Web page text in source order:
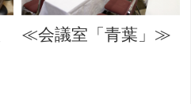
≪会議室「青葉」≫